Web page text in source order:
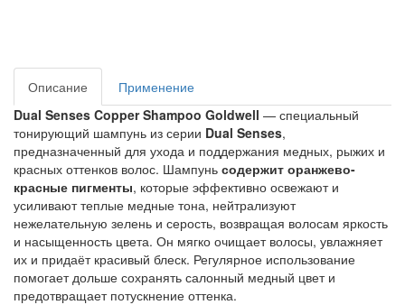
Описание
Применение
Dual Senses Copper Shampoo Goldwell — специальный
тонирующий шампунь из серии Dual Senses,
предназначенный для ухода и поддержания медных, рыжих и
красных оттенков волос. Шампунь содержит оранжево-
красные пигменты, которые эффективно освежают и
усиливают теплые медные тона, нейтрализуют
нежелательную зелень и серость, возвращая волосам яркость
и насыщенность цвета. Он мягко очищает волосы, увлажняет
их и придаёт красивый блеск. Регулярное использование
помогает дольше сохранять салонный медный цвет и
предотвращает потускнение оттенка.